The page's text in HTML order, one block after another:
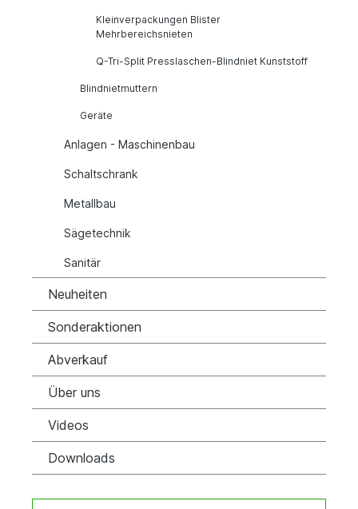
Kleinverpackungen Blister
Mehrbereichsnieten
Q-Tri-Split Presslaschen-Blindniet Kunststoff
Blindnietmuttern
Geräte
Anlagen - Maschinenbau
Schaltschrank
Metallbau
Sägetechnik
Sanitär
Neuheiten
Sonderaktionen
Abverkauf
Über uns
Videos
Downloads